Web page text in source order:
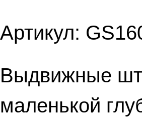
Артикул:
Выдвижные
маленькой